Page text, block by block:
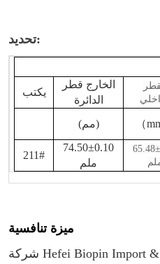
تحديد:
يكتب
الخارج قطر
الدائرة
(مم)
（
211#
74.50±0.10
ملم
ميزة تنافسية
شركة Hefei Biopin Import & Export Trading Co. Ltd،